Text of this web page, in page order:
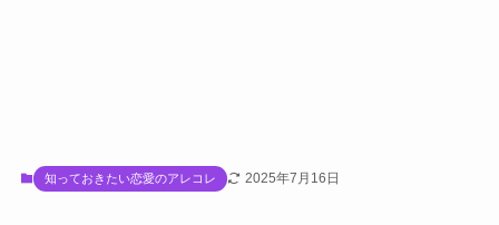
知っておきたい恋愛のアレコレ 2025年7月16日